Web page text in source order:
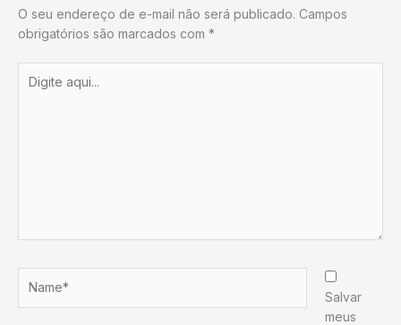
O seu endereço de e-mail não será publicado. Campos
obrigatórios são marcados com *
aqui...
Salvar
meus